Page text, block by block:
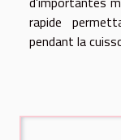
rapide
pendant la